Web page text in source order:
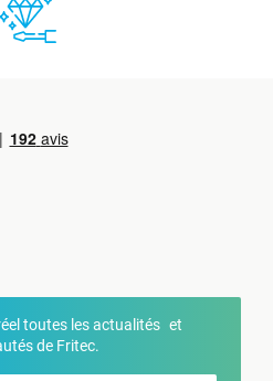
toutes les actualités et
de Fritec.